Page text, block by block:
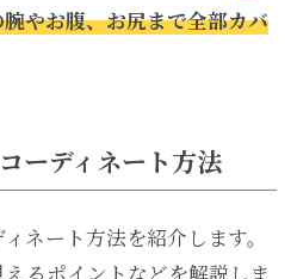
やお腹、お尻まで全部カバ
ーディネート方法
ネート方法を紹介します。
るポイントなどを解説しま